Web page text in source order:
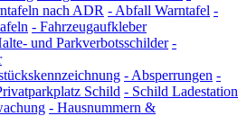
nach ADR - Abfall Warntafel -
- Fahrzeugaufkleber
und Parkverbotsschilder -
- Absperrungen -
Schild - Schild Ladestation
- Hausnummern &